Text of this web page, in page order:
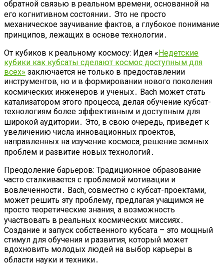
обратной связью в реальном времени‚ основанной на
его когнитивном состоянии․ Это не просто
механическое заучивание фактов‚ а глубокое понимание
принципов‚ лежащих в основе технологии․
От кубиков к реальному космосу: Идея «Недетские
кубики как кубсаты сделают космос доступным для
всех» заключается не только в предоставлении
инструментов‚ но и в формировании нового поколения
космических инженеров и ученых․ Bach может стать
катализатором этого процесса‚ делая обучение кубсат-
технологиям более эффективным и доступным для
широкой аудитории․ Это‚ в свою очередь‚ приведет к
увеличению числа инновационных проектов‚
направленных на изучение космоса‚ решение земных
проблем и развитие новых технологий․
Преодоление барьеров: Традиционное образование
часто сталкивается с проблемой мотивации и
вовлеченности․ Bach‚ совместно с кубсат-проектами‚
может решить эту проблему‚ предлагая учащимся не
просто теоретические знания‚ а возможность
участвовать в реальных космических миссиях․
Создание и запуск собственного кубсата – это мощный
стимул для обучения и развития‚ который может
вдохновить молодых людей на выбор карьеры в
области науки и техники․